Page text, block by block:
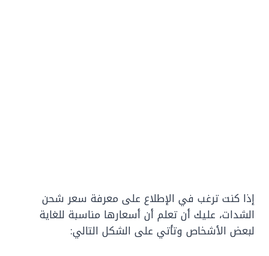
إذا كنت ترغب في الإطلاع على معرفة سعر شحن
الشدات، عليك أن تعلم أن أسعارها مناسبة للغاية
لبعض الأشخاص وتأتي على الشكل التالي: